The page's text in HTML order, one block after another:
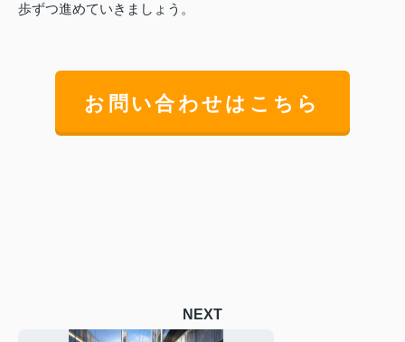
歩ずつ進めていきましょう。
お問い合わせはこちら
NEXT